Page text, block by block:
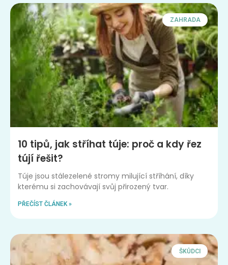
ZAHRADA
10 tipů, jak stříhat túje: proč a kdy řez
tújí řešit?
Túje jsou stálezelené stromy milující stříhání, díky
kterému si zachovávají svůj přirozený tvar.
PŘEČÍST ČLÁNEK »
ŠKŮDCI